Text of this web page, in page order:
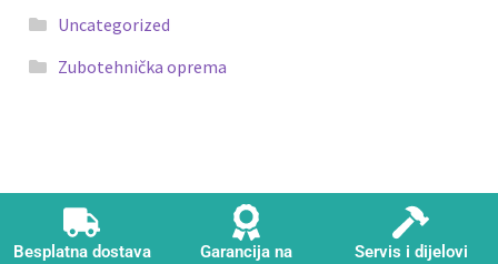
Uncategorized
Zubotehnička oprema
Besplatna dostava
Garancija na
Servis i dijelovi